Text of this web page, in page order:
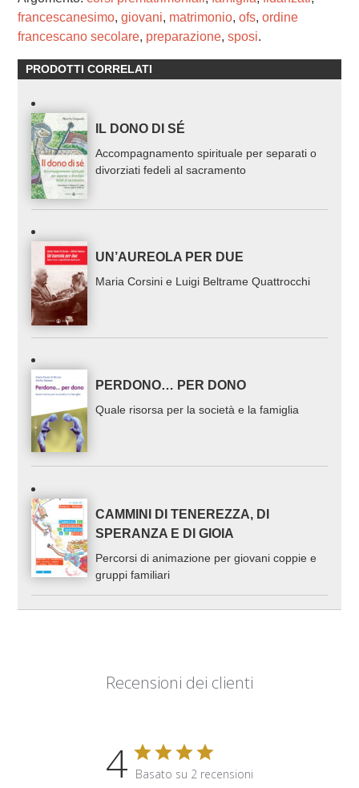
francescanesimo, giovani, matrimonio, ofs, ordine
francescano secolare, preparazione, sposi.
PRODOTTI CORRELATI
IL DONO DI SÉ
Accompagnamento spirituale per separati o
divorziati fedeli al sacramento
UN’AUREOLA PER DUE
Maria Corsini e Luigi Beltrame Quattrocchi
PERDONO… PER DONO
Quale risorsa per la società e la famiglia
CAMMINI DI TENEREZZA, DI
SPERANZA E DI GIOIA
Percorsi di animazione per giovani coppie e
gruppi familiari
Recensioni dei clienti
4 Basato su 2 recensioni